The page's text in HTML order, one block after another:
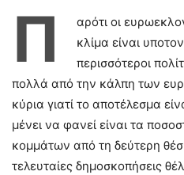
Π
αρότι οι
κλίμα είναι
περισσότεροι
πολλά από την κάλπη των
κύρια γιατί το αποτέλεσμα
μένει να φανεί είναι τα
κομμάτων από τη δεύτερη
τελευταίες δημοσκοπήσεις